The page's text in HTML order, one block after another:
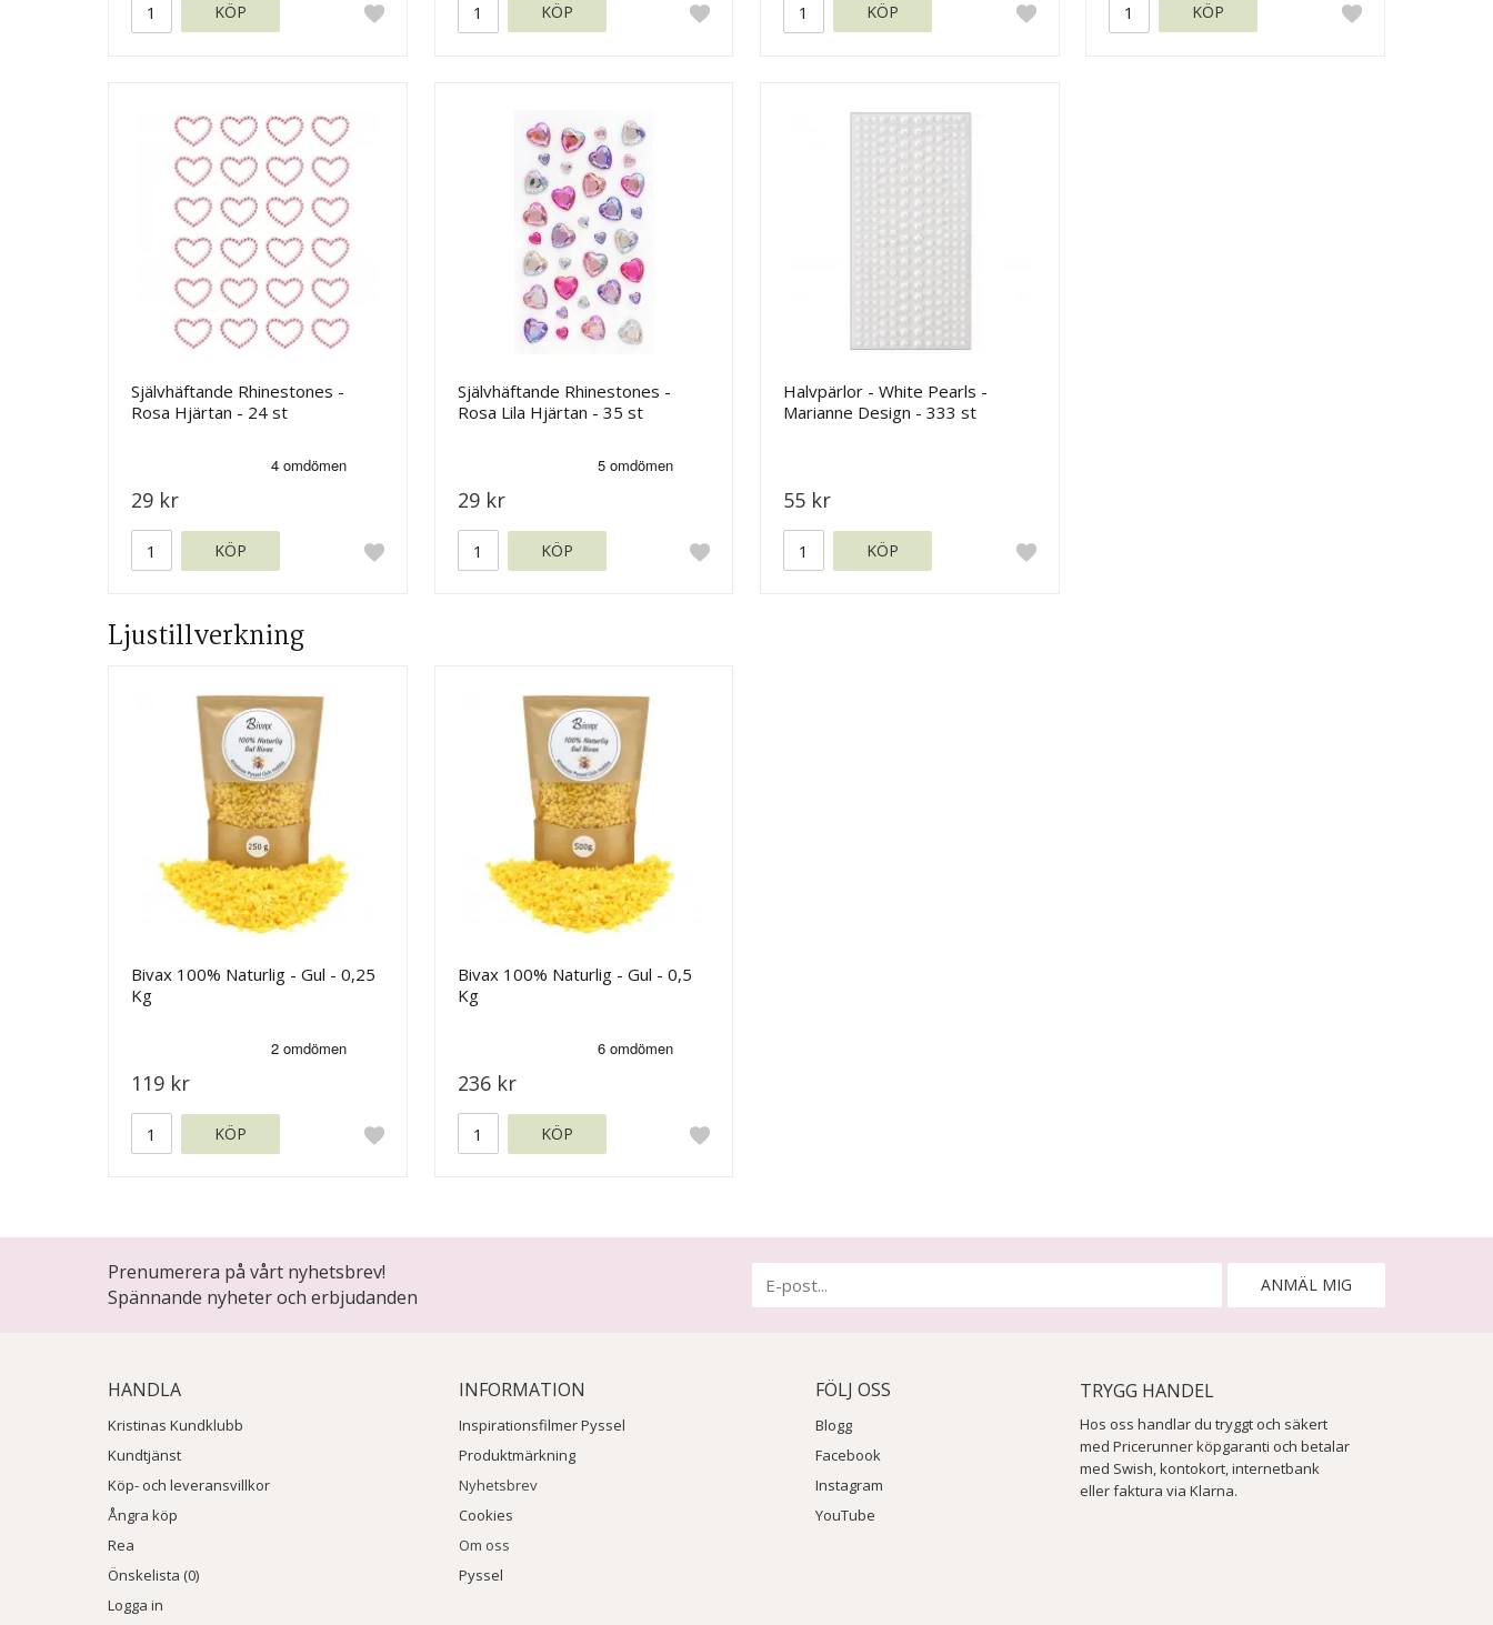
KÖP KÖP KÖP KÖP
Självhäftande Rhinestones -
Rosa Hjärtan - 24 st
29 kr
KÖP
Självhäftande Rhinestones -
Rosa Lila Hjärtan - 35 st
29 kr
KÖP
Halvpärlor - White Pearls -
Marianne Design - 333 st
55 kr
KÖP
Ljustillverkning
Bivax 100% Naturlig - Gul - 0,25
Kg
119 kr
KÖP
Bivax 100% Naturlig - Gul - 0,5
Kg
236 kr
KÖP
Prenumerera på vårt nyhetsbrev!
Spännande nyheter och erbjudanden
ANMÄL MIG
HANDLA
Kristinas Kundklubb
Kundtjänst
Köp- och leveransvillkor
Ångra köp
Rea
Önskelista (0)
Logga in
INFORMATION
Inspirationsfilmer Pyssel
Produktmärkning
Nyhetsbrev
Cookies
Om oss
Pyssel
FÖLJ OSS
Blogg
Facebook
Instagram
YouTube
TRYGG HANDEL
Hos oss handlar du tryggt och säkert
med Pricerunner köpgaranti och betalar
med Swish, kontokort, internetbank
eller faktura via Klarna.